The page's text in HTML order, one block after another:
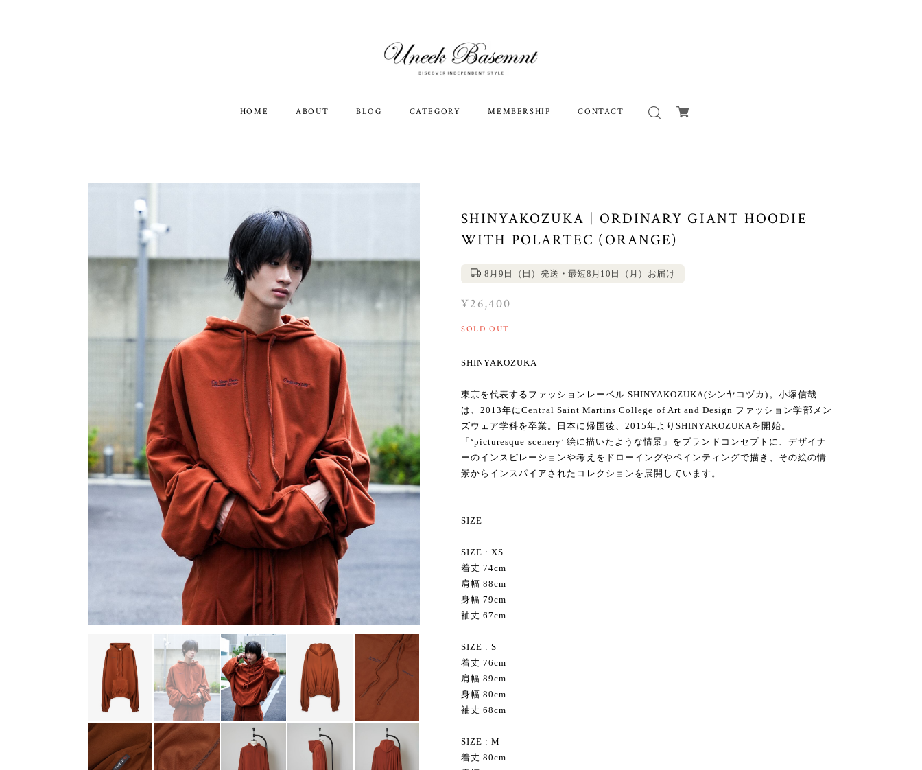
HOME ABOUT BLOG CATEGORY MEMBERSHIP CONTACT
SHINYAKOZUKA | ORDINARY GIANT HOODIE
WITH POLARTEC (ORANGE)
8月9日（日）発送・最短8月10日（月）お届け
¥26,400
SOLD OUT
SHINYAKOZUKA
東京を代表するファッションレーベル SHINYAKOZUKA(シンヤコヅカ)。小塚信哉
は、2013年にCentral Saint Martins College of Art and Design ファッション学部メン
ズウェア学科を卒業。日本に帰国後、2015年よりSHINYAKOZUKAを開始。
「‘picturesque scenery’ 絵に描いたような情景」をブランドコンセプトに、デザイナ
ーのインスピレーションや考えをドローイングやペインティングで描き、その絵の情
景からインスパイアされたコレクションを展開しています。
SIZE
SIZE : XS
着丈 74cm
肩幅 88cm
身幅 79cm
袖丈 67cm
SIZE : S
着丈 76cm
肩幅 89cm
身幅 80cm
袖丈 68cm
SIZE : M
着丈 80cm